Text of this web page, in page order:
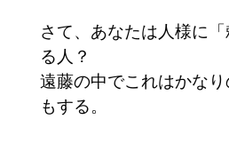
さて、あなたは人様に
る人？
遠藤の中でこれはかな
もする。